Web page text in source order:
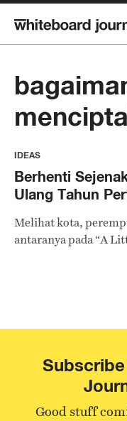
IDEAS
Berhenti
Ulang Tahun
Melihat kota,
antaranya pada “A
Good stuff